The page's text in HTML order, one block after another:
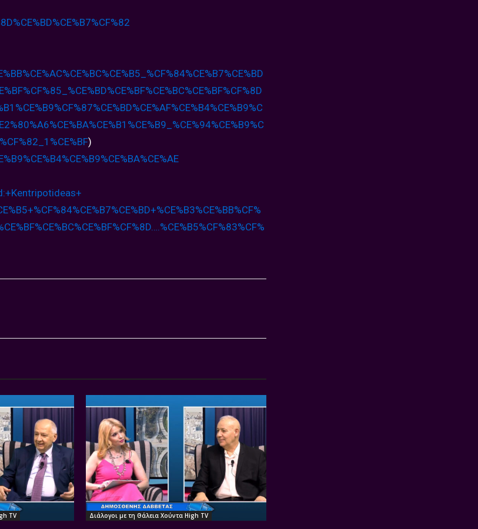
CF%82
84%CE%B7%CE%BD
CE%BC%CE%BF%CF%8D
BD%CE%AF%CE%B4%CE%B9%C
B1%CE%B9_%CE%94%CE%B9%C
)
CE%B4%CE%B9%CE%BA%CE%AE
+Kentripotideas+
CF%84%CE%B7%CE%BD+%CE%B3%CE%BB%CF%
BF%CE%BC%CE%BF%CF%8D….%CE%B5%CF%83%CF%
TV Διάλογοι με τη Θάλεια Χούντα High TV